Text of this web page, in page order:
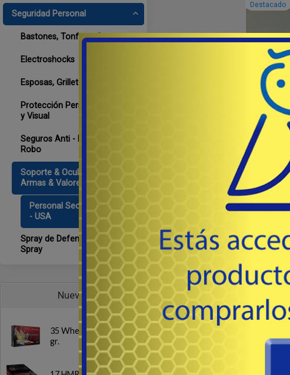
Seguridad Personal
Bastones, Tonfas y Otros
Electroshocks
Esposas, Grilletes & Llaves
Protección Personal, Auditiva
y Visual
Seguros Anti - Disparo, Anti -
Robo
Soporte & Ocultamiento -
Armas & Valores
Personal Security Products
- USA
Spray de Defensa - Pepper
Spray
Nuevos
35 Whelen SP 200
gr.
Destacado
#
canana